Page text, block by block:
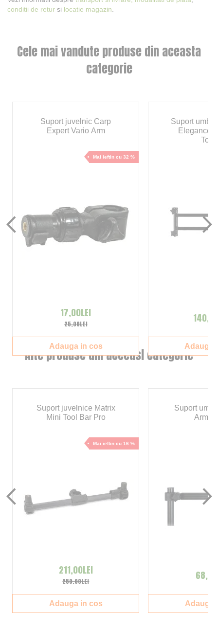
conditii de retur si locatie magazin
Alte produse din aceeasi categorie
Suport juvelnice Matrix
Mini Tool Bar Pro
Mai ieftin cu 16 %
250,00LEI
211,00LEI
Adauga in cos
Suport
Arm
Adauga
Cele mai vandute produse din aceasta
categorie
Suport juvelnic Carp
Expert Vario Arm
Mai ieftin cu 32 %
25,00LEI
17,00LEI
Adauga in cos
Suport
Elegance
Adauga